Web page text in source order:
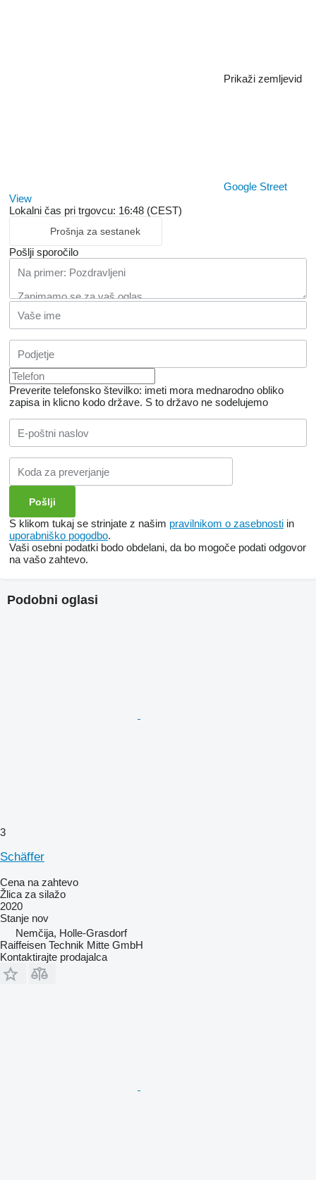
Prikaži zemljevid
Google Street
View
Lokalni čas pri trgovcu: 16:48 (CEST)
Prošnja za sestanek
Pošlji sporočilo
Preverite telefonsko številko: imeti mora mednarodno obliko
zapisa in klicno kodo države. S to državo ne sodelujemo
S klikom tukaj se strinjate z našim pravilnikom o zasebnosti in
uporabniško pogodbo.
Vaši osebni podatki bodo obdelani, da bo mogoče podati odgovor
na vašo zahtevo.
Podobni oglasi
3
Schäffer
Cena na zahtevo
Žlica za silažo
2020
Stanje nov
Nemčija, Holle-Grasdorf
Raiffeisen Technik Mitte GmbH
Kontaktirajte prodajalca